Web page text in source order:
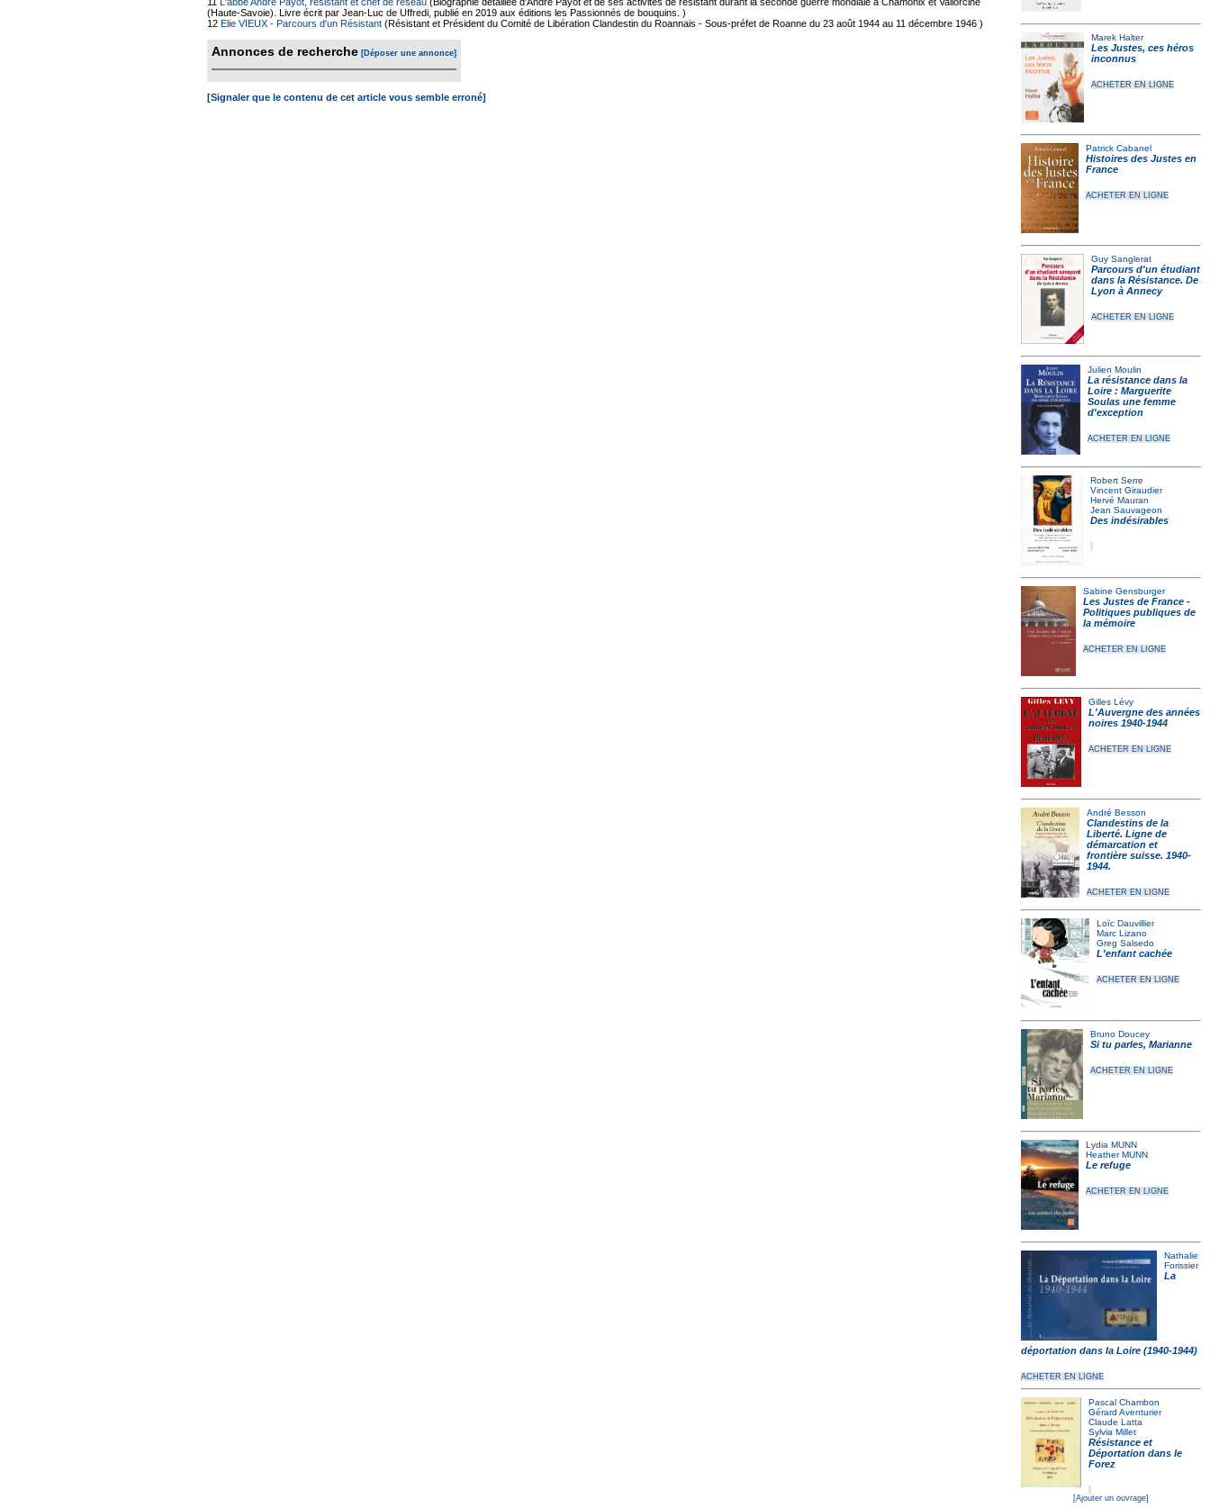
Marek Halter
Les Justes, ces héros
inconnus
ACHETER EN LIGNE
Patrick Cabanel
Histoires des Justes en
France
ACHETER EN LIGNE
Guy Sanglerat
Parcours d'un étudiant
dans la Résistance. De
Lyon à Annecy
ACHETER EN LIGNE
Julien Moulin
La résistance dans la
Loire : Marguerite
Soulas une femme
d'exception
ACHETER EN LIGNE
Robert Serre
Vincent Giraudier
Hervé Mauran
Jean Sauvageon
Des indésirables
Sabine Gensburger
Les Justes de France -
Politiques publiques de
la mémoire
ACHETER EN LIGNE
Gilles Lévy
L'Auvergne des années
noires 1940-1944
ACHETER EN LIGNE
André Besson
Clandestins de la
Liberté. Ligne de
démarcation et
frontière suisse. 1940-
1944.
ACHETER EN LIGNE
Loïc Dauvillier
Marc Lizano
Greg Salsedo
L'enfant cachée
ACHETER EN LIGNE
Bruno Doucey
Si tu parles, Marianne
ACHETER EN LIGNE
Lydia MUNN
Heather MUNN
Le refuge
ACHETER EN LIGNE
Nathalie
Forissier
La
déportation dans la Loire (1940-1944)
ACHETER EN LIGNE
Pascal Chambon
Gérard Aventurier
Claude Latta
Sylvia Millet
Résistance et
Déportation dans le
Forez
[Ajouter un ouvrage]
(Haute-Savoie). Livre écrit par Jean-Luc de Uffredi, publié en 2019 aux éditions les Passionnés de bouquins. )
12 Elie VIEUX - Parcours d'un Résistant (Résistant et Président du Comité de Libération Clandestin du Roannais - Sous-préfet de Roanne du 23 août 1944 au 11 décembre 1946 )
Annonces de recherche [Déposer une annonce]
[Signaler que le contenu de cet article vous semble erroné]